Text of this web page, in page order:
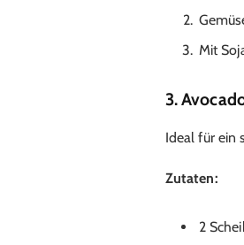
Mit
3.
Ideal für ein
Zutaten:
2